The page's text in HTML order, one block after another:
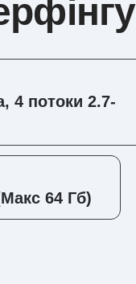
4 потоки 2.7-
64 Гб)